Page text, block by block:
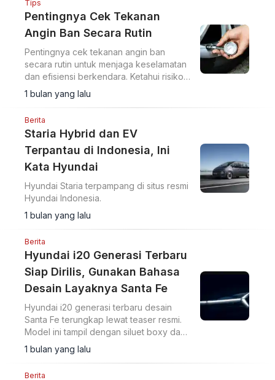
Tips
Pentingnya Cek Tekanan
Angin Ban Secara Rutin
Pentingnya cek tekanan angin ban
secara rutin untuk menjaga keselamatan
dan efisiensi berkendara. Ketahui risiko
tekanan angin rendah seperti boros BBM
hingga potensi pecah ban.
1 bulan yang lalu
Berita
Staria Hybrid dan EV
Terpantau di Indonesia, Ini
Kata Hyundai
Hyundai Staria terpampang di situs resmi
Hyundai Indonesia.
1 bulan yang lalu
Berita
Hyundai i20 Generasi Terbaru
Siap Dirilis, Gunakan Bahasa
Desain Layaknya Santa Fe
Hyundai i20 generasi terbaru desain
Santa Fe terungkap lewat teaser resmi.
Model ini tampil dengan siluet boxy dan
fascia depan baru menjelang debut
global bulan depan.
1 bulan yang lalu
Berita